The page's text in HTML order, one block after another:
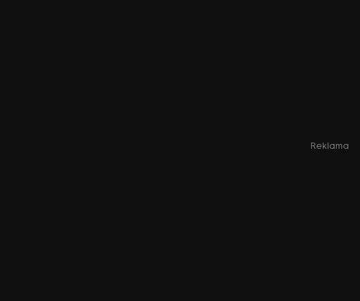
Reklama